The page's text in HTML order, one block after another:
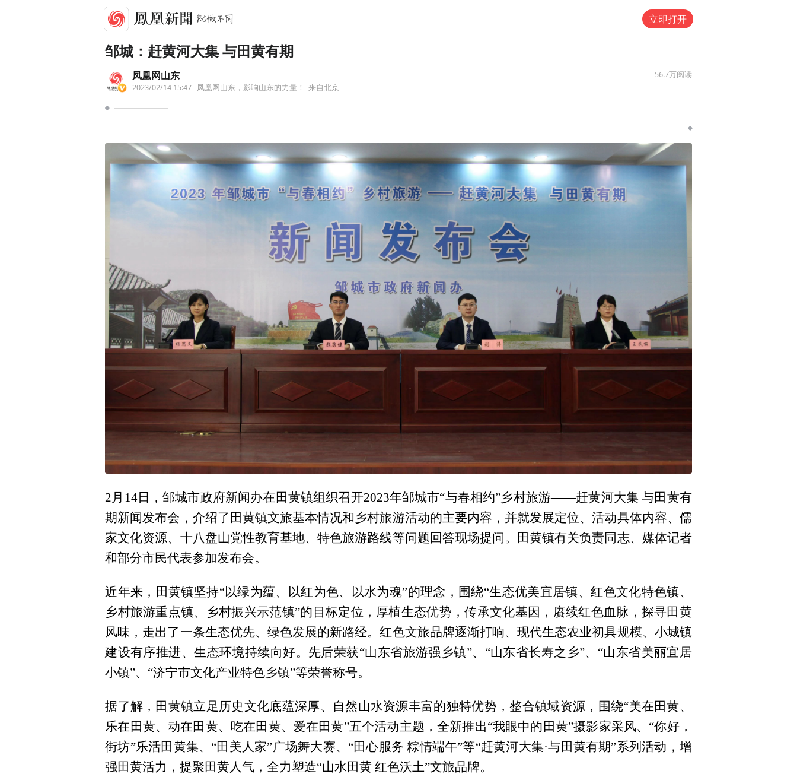
立即打开
邹城：赶黄河大集 与田黄有期
凤凰网山东
2023/02/14 15:47 凤凰网山东，影响山东的力量！ 来自北京
56.7万阅读
2月14日，邹城市政府新闻办在田黄镇组织召开2023年邹城市“与春相约”乡村旅游——赶黄河大集 与田黄有
期新闻发布会，介绍了田黄镇文旅基本情况和乡村旅游活动的主要内容，并就发展定位、活动具体内容、儒
家文化资源、十八盘山党性教育基地、特色旅游路线等问题回答现场提问。田黄镇有关负责同志、媒体记者
和部分市民代表参加发布会。
近年来，田黄镇坚持“以绿为蕴、以红为色、以水为魂”的理念，围绕“生态优美宜居镇、红色文化特色镇、
乡村旅游重点镇、乡村振兴示范镇”的目标定位，厚植生态优势，传承文化基因，赓续红色血脉，探寻田黄
风味，走出了一条生态优先、绿色发展的新路经。红色文旅品牌逐渐打响、现代生态农业初具规模、小城镇
建设有序推进、生态环境持续向好。先后荣获“山东省旅游强乡镇”、“山东省长寿之乡”、“山东省美丽宜居
小镇”、“济宁市文化产业特色乡镇”等荣誉称号。
据了解，田黄镇立足历史文化底蕴深厚、自然山水资源丰富的独特优势，整合镇域资源，围绕“美在田黄、
乐在田黄、动在田黄、吃在田黄、爱在田黄”五个活动主题，全新推出“我眼中的田黄”摄影家采风、“你好，
街坊”乐活田黄集、“田美人家”广场舞大赛、“田心服务 粽情端午”等“赶黄河大集·与田黄有期”系列活动，增
强田黄活力，提聚田黄人气，全力塑造“山水田黄 红色沃土”文旅品牌。